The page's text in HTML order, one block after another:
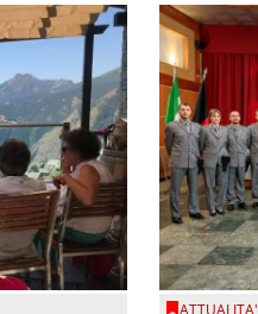
ATTUALITA'